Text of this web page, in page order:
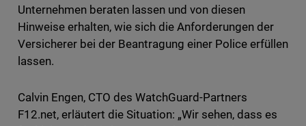
Unternehmen beraten lassen und von diesen
Hinweise erhalten, wie sich die Anforderungen der
Versicherer bei der Beantragung einer Police erfüllen
lassen.
Calvin Engen, CTO des WatchGuard-Partners
F12.net, erläutert die Situation: „Wir sehen, dass es